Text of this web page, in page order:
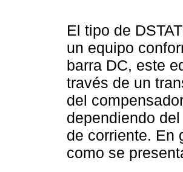
El tipo de
un equipo
barra DC, este
través de un
del
dependiendo
de corriente. En
como se